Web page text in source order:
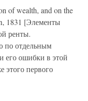
of wealth, and on the
1831 [Элементы
ренты.
по отдельным
его ошибки в этой
этого первого